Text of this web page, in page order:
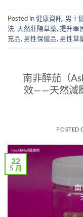
Posted in健康資訊, 男士
法, 天然壯陽草藥, 提升睪
充品, 男性保健品, 男性草
南非醉茄（
效——天然減
POSTED
22
5 月